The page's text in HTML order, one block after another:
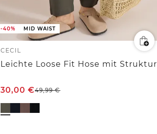
-40% MID WAIST
CECIL
Leichte Loose Fit Hose mit Struktur
30,00€49,99€